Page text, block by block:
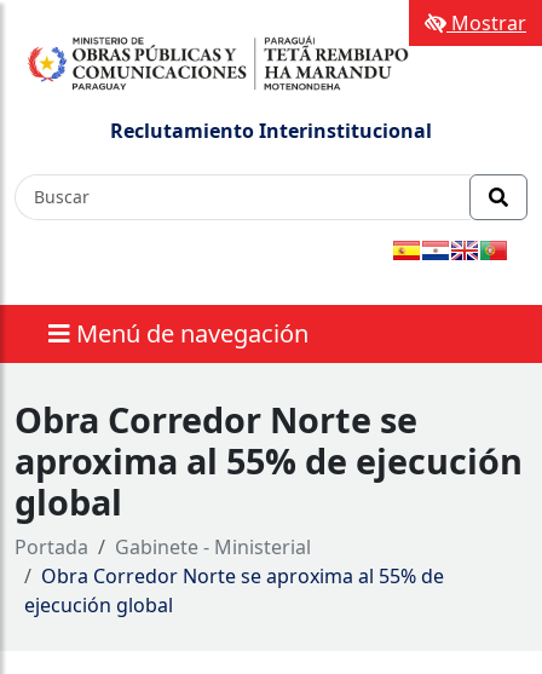
Reclutamiento Interinstitucional
Menú de navegación
Mostrar
Obra Corredor Norte se
aproxima al 55% de ejecución
global
Portada
Gabinete - Ministerial
Obra Corredor Norte se aproxima al 55% de
ejecución global